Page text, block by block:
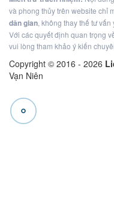
và phong thủy trên website chỉ
dân gian, không thay thế tư
Với các quyết định quan trọng
vui lòng tham khảo ý kiến
Copyright © 2016 - 2026
Vạn Niên